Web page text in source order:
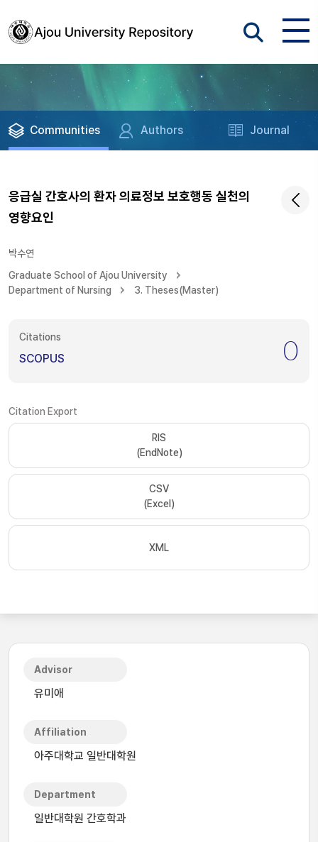
Communities Authors Journal
응급실 간호사의 환자 의료정보 보호행동 실천의
영향요인
박수연
Graduate School of Ajou University
Department of Nursing
3. Theses(Master)
Citations
SCOPUS 0
Citation Export
RIS
(EndNote)
CSV
(Excel)
XML
Advisor
유미애
Affiliation
아주대학교 일반대학원
Department
일반대학원 간호학과